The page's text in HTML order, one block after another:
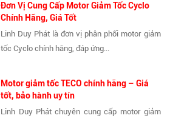
Đơn Vị Cung Cấp Motor Giảm Tốc Cyclo
Chính Hãng, Giá Tốt
Linh Duy Phát là đơn vị phân phối motor giảm
tốc Cyclo chính hãng, đáp ứng...
Motor giảm tốc TECO chính hãng – Giá
tốt, bảo hành uy tín
Linh Duy Phát chuyên cung cấp motor giảm